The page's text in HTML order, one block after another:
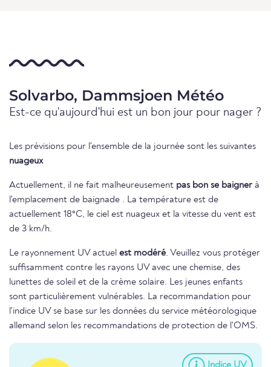
Solvarbo, Dammsjoen Météo
Est-ce qu'aujourd'hui est un bon jour pour nager ?
Les prévisions pour l'ensemble de la journée sont les suivantes
nuageux
Actuellement, il ne fait malheureusement pas bon se baigner à
l'emplacement de baignade . La température est de
actuellement 18°C, le ciel est nuageux et la vitesse du vent est
de 3 km/h.
Le rayonnement UV actuel est modéré. Veuillez vous protéger
suffisamment contre les rayons UV avec une chemise, des
lunettes de soleil et de la crème solaire. Les jeunes enfants
sont particulièrement vulnérables. La recommandation pour
l'indice UV se base sur les données du service météorologique
allemand selon les recommandations de protection de l'OMS.
Indice UV